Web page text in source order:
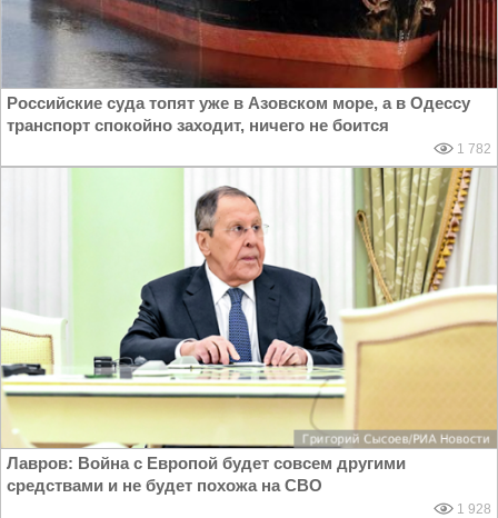
Российские суда топят уже в Азовском море, а в Одессу
транспорт спокойно заходит, ничего не боится
1 782
Лавров: Война с Европой будет совсем другими
средствами и не будет похожа на СВО
1 928